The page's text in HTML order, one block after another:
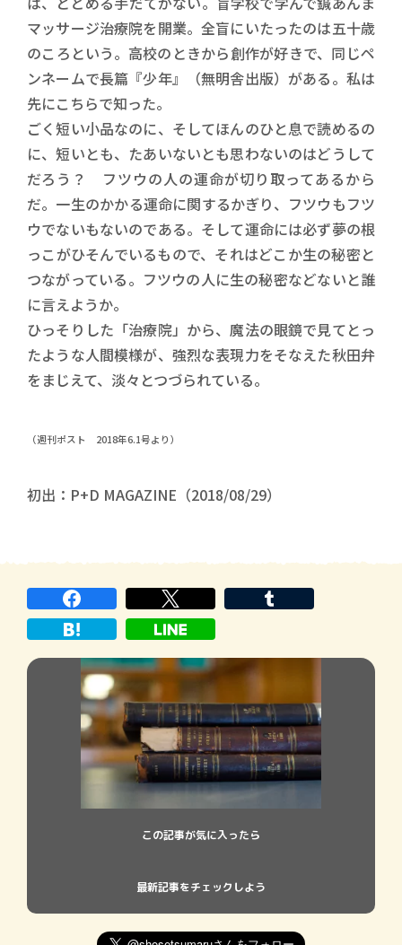
マッサージ治療院を開業。全盲にいたったのは五十歳
のころという。高校のときから創作が好きで、同じペ
ンネームで長篇『少年』（無明舎出版）がある。私は
先にこちらで知った。
ごく短い小品なのに、そしてほんのひと息で読めるの
に、短いとも、たあいないとも思わないのはどうして
だろう？ フツウの人の運命が切り取ってあるから
だ。一生のかかる運命に関するかぎり、フツウもフツ
ウでないもないのである。そして運命には必ず夢の根
っこがひそんでいるもので、それはどこか生の秘密と
つながっている。フツウの人に生の秘密などないと誰
に言えようか。
ひっそりした「治療院」から、魔法の眼鏡で見てとっ
たような人間模様が、強烈な表現力をそなえた秋田弁
をまじえて、淡々とつづられている。
（週刊ポスト 2018年6.1号より）
初出：P+D MAGAZINE（2018/08/29）
この記事が気に入ったら
最新記事をチェックしよう